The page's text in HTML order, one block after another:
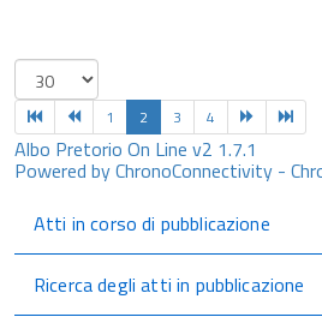
1 2 3 4
Albo Pretorio On Line v2 1.7.1
Powered by ChronoConnectivity -
Atti in corso di pubblicazione
Ricerca degli atti in pubblicazione